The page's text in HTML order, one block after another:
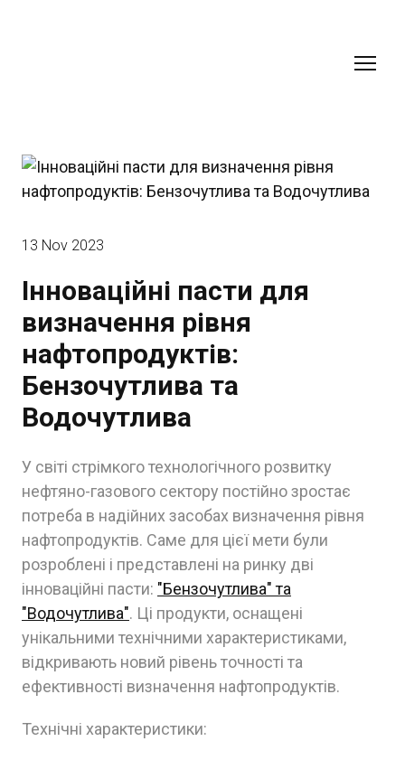
13 Nov 2023
Інноваційні пасти для
визначення рівня
нафтопродуктів:
Бензочутлива та
Водочутлива
У світі стрімкого технологічного розвитку
нефтяно-газового сектору постійно зростає
потреба в надійних засобах визначення рівня
нафтопродуктів. Саме для цієї мети були
розроблені і представлені на ринку дві
інноваційні пасти: "Бензочутлива" та
"Водочутлива". Ці продукти, оснащені
унікальними технічними характеристиками,
відкривають новий рівень точності та
ефективності визначення нафтопродуктів.
Технічні характеристики: